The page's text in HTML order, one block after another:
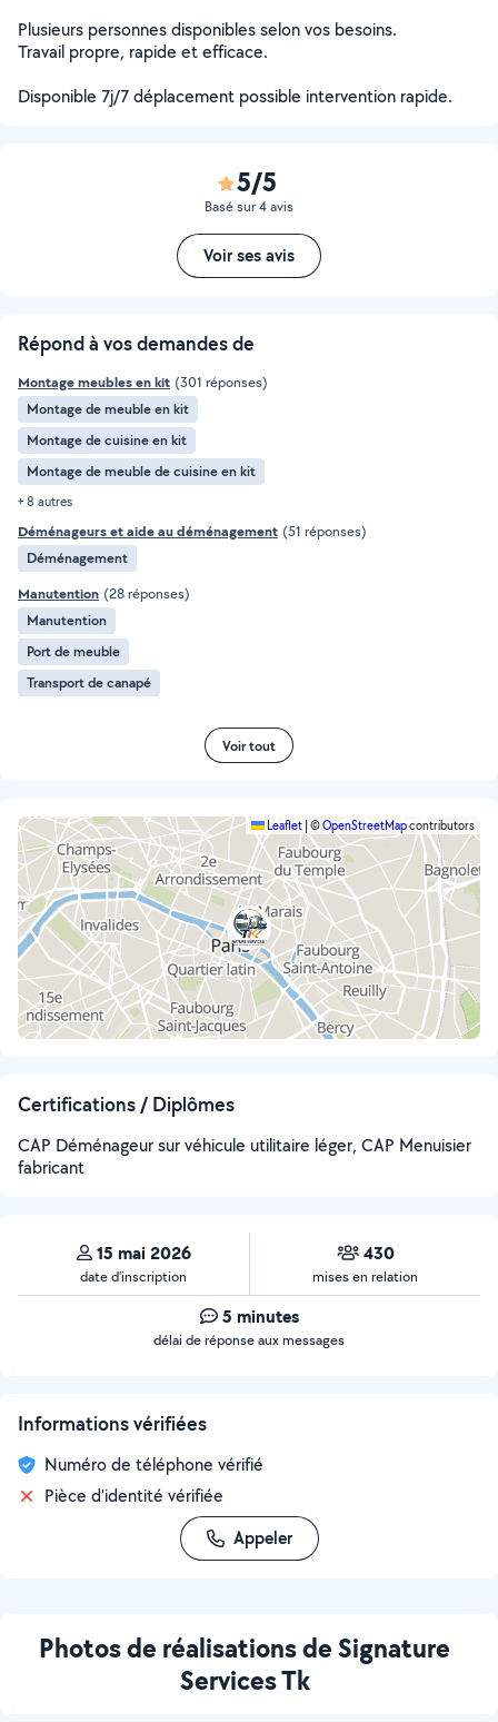
Plusieurs personnes disponibles selon vos besoins.
Travail propre, rapide et efficace.
Disponible 7j/7 déplacement possible intervention rapide.
5/5
Basé sur 4 avis
Voir ses avis
Répond à vos demandes de
Montage meubles en kit (301 réponses)
Montage de meuble en kit
Montage de cuisine en kit
Montage de meuble de cuisine en kit
+ 8 autres
Déménageurs et aide au déménagement (51 réponses)
Déménagement
Manutention (28 réponses)
Manutention
Port de meuble
Transport de canapé
Voir tout
Leaflet ©OpenStreetMapcontributors
Certifications / Diplômes
CAP Déménageur sur véhicule utilitaire léger, CAP Menuisier
fabricant
15 mai 2026
date d’inscription
430
mises en relation
5 minutes
délai de réponse aux messages
Informations vérifiées
Numéro de téléphone vérifié
Pièce d'identité vérifiée
Appeler
Photos de réalisations de Signature
Services Tk